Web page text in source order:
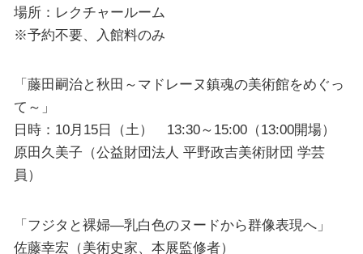
場所：レクチャールーム
※予約不要、入館料のみ
「藤田嗣治と秋田～マドレーヌ鎮魂の美術館をめぐっ
て～」
日時：10月15日（土） 13:30～15:00（13:00開場）
原田久美子（公益財団法人 平野政吉美術財団 学芸
員）
「フジタと裸婦―乳白色のヌードから群像表現へ」
佐藤幸宏（美術史家、本展監修者）